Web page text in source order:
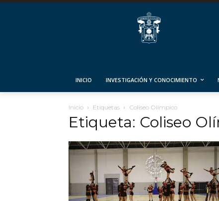
INICIO INVESTIGACIÓN Y CONOCIMIENTO
Inicio Etiquetas Coliseo Olímpico
Etiqueta: Coliseo